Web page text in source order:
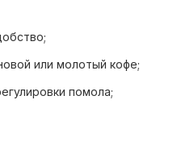
или молотый кофе;
помола;